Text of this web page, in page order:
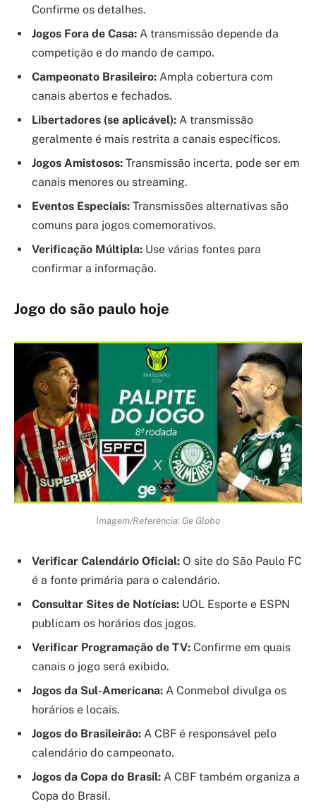
Confirme os detalhes.
Jogos Fora de Casa: A transmissão depende da
competição e do mando de campo.
Campeonato Brasileiro: Ampla cobertura com
canais abertos e fechados.
Libertadores (se aplicável): A transmissão
geralmente é mais restrita a canais específicos.
Jogos Amistosos: Transmissão incerta, pode ser em
canais menores ou streaming.
Eventos Especiais: Transmissões alternativas são
comuns para jogos comemorativos.
Verificação Múltipla: Use várias fontes para
confirmar a informação.
Jogo do são paulo hoje
Imagem/Referência: Ge Globo
Verificar Calendário Oficial: O site do São Paulo FC
é a fonte primária para o calendário.
Consultar Sites de Notícias: UOL Esporte e ESPN
publicam os horários dos jogos.
Verificar Programação de TV: Confirme em quais
canais o jogo será exibido.
Jogos da Sul-Americana: A Conmebol divulga os
horários e locais.
Jogos do Brasileirão: A CBF é responsável pelo
calendário do campeonato.
Jogos da Copa do Brasil: A CBF também organiza a
Copa do Brasil.